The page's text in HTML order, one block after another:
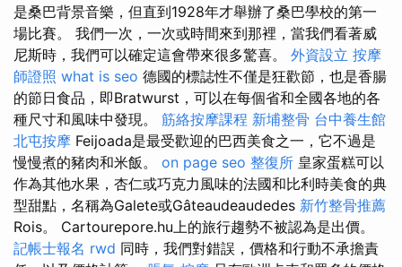
是桑巴背景音樂，但直到1928年才舉辦了桑巴學校的第一
場比賽。 我們一次，一次或時間來到那裡，當我們看著威
尼斯時，我們可以確定這會帶來很多驚喜。 外資設立 按摩
師證照 what is seo 德國的標誌性不僅是狂歡節，也是香腸
的節日食品，即Bratwurst，可以在每個省和全國各地的各
種尺寸和風味中發現。 筋絡按摩課程 新埔整骨 台中養生館
北屯按摩 Feijoada是最受歡迎的巴西美食之一，它不過是
慢慢煮的豬肉和米飯。 on page seo 整復所 皇家蛋糕可以
作為其他水果，杏仁或巧克力風味的法國和比利時美食的典
型甜點，名稱為Galete或Gâteaudeaudedes 新竹整骨推薦
Rois。 Cartourepore.hu上的旅行趨勢不被認為是出價。
記帳士報名 rwd 同時，我們對錯誤，價格和行動不承擔責